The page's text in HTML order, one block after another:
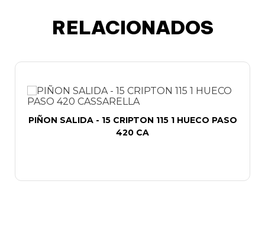
RELACIONADOS
PIÑON SALIDA - 15 CRIPTON 115 1 HUECO PASO
420 CA